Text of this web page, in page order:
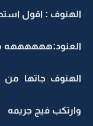
الهنوف : اقول
العنود:ههههههه
الهنوف جاتها من
وارتكب فيج جريمه